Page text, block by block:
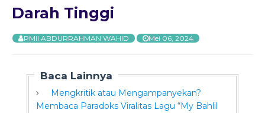
Darah Tinggi
PMII ABDURRAHMAN WAHID Mei 06, 2024
Baca Lainnya
Mengkritik atau Mengampanyekan?
Membaca Paradoks Viralitas Lagu “My Bahlil